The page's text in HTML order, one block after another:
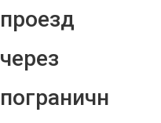
проезд
через
пограничн